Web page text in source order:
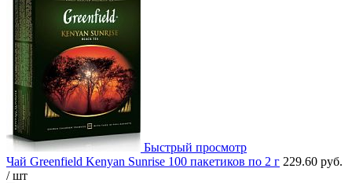
Быстрый просмотр
Чай Greenfield Kenyan Sunrise 100 пакетиков по 2 г 229.60 руб.
/ шт